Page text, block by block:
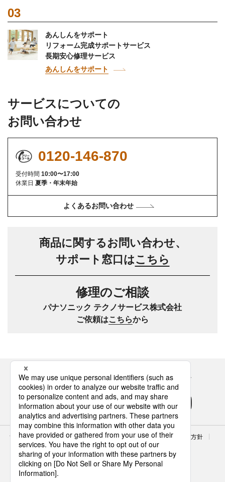
03
あんしんをサポート
リフォーム完成サポートサービス
長期安心修理サービス
あんしんをサポート
サービスについての
お問い合わせ
0120-146-870
受付時間 10:00〜17:00
休業日 夏季・年末年始
よくあるお問い合わせ
商品に関するお問い合わせ、
サポート窓口はこちら
修理のご相談
パナソニック テクノサービス株式会社
ご依頼はこちらから
Panasonicの住まい・くらし SNSアカウント
サイトのご利用にあたって クッキーポリシー
個人情報保護方針
パナソニック ホールディングス
Area/Country
パナソニック ハウジングソリューションズ株式会社